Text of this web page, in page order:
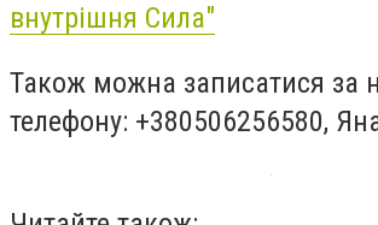
внутрішня Сила"
Також можна записатися за
телефону: +380506256580,